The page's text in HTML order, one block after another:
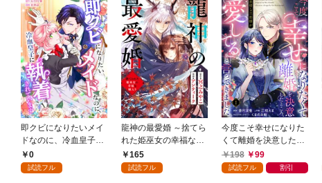
即クビになりたいメイ
ドなのに、冷血皇子に
執着されています第1
話
0
試読フル
龍神の最愛婚 ～捨てら
れた姫巫女の幸福な嫁
入り～: 1
165
試読フル
今度こそ幸せになりた
くて離婚を決意したと
ころ、無表情な旦那様
が「愛してる」と言っ
198 99
試読フル 割引